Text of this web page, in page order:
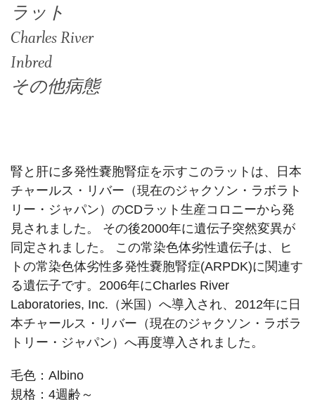
ラット
Charles River
Inbred
その他病態
腎と肝に多発性嚢胞腎症を示すこのラットは、日本
チャールス・リバー（現在のジャクソン・ラボラト
リー・ジャパン）のCDラット生産コロニーから発
見されました。 その後2000年に遺伝子突然変異が
同定されました。 この常染色体劣性遺伝子は、ヒ
トの常染色体劣性多発性嚢胞腎症(ARPDK)に関連す
る遺伝子です。2006年にCharles River
Laboratories, Inc.（米国）へ導入され、2012年に日
本チャールス・リバー（現在のジャクソン・ラボラ
トリー・ジャパン）へ再度導入されました。
毛色：Albino
規格：4週齢～